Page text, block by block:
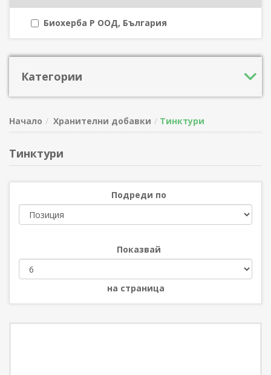
Биохерба Р ООД, България
Категории
Начало Хранителни добавки Тинктури
Тинктури
Подреди по
Показвай
на страница